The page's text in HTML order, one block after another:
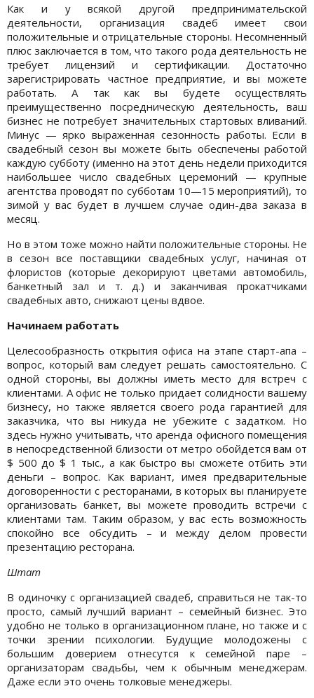
Как и у всякой другой предпринимательской
деятельности, организация свадеб имеет свои
положительные и отрицательные стороны. Несомненный
плюс заключается в том, что такого рода деятельность не
требует лицензий и сертификации. Достаточно
зарегистрировать частное предприятие, и вы можете
работать. А так как вы будете осуществлять
преимущественно посредническую деятельность, ваш
бизнес не потребует значительных стартовых вливаний.
Минус — ярко выраженная сезонность работы. Если в
свадебный сезон вы можете быть обеспечены работой
каждую субботу (именно на этот день недели приходится
наибольшее число свадебных церемоний — крупные
агентства проводят по субботам 10—15 мероприятий), то
зимой у вас будет в лучшем случае один-два заказа в
месяц.
Но в этом тоже можно найти положительные стороны. Не
в сезон все поставщики свадебных услуг, начиная от
флористов (которые декорируют цветами автомобиль,
банкетный зал и т. д.) и заканчивая прокатчиками
свадебных авто, снижают цены вдвое.
Начинаем работать
Целесообразность открытия офиса на этапе старт-апа –
вопрос, который вам следует решать самостоятельно. С
одной стороны, вы должны иметь место для встреч с
клиентами. А офис не только придает солидности вашему
бизнесу, но также является своего рода гарантией для
заказчика, что вы никуда не убежите с задатком. Но
здесь нужно учитывать, что аренда офисного помещения
в непосредственной близости от метро обойдется вам от
$ 500 до $ 1 тыс., а как быстро вы сможете отбить эти
деньги – вопрос. Как вариант, имея предварительные
договоренности с ресторанами, в которых вы планируете
организовать банкет, вы можете проводить встречи с
клиентами там. Таким образом, у вас есть возможность
спокойно все обсудить – и между делом провести
презентацию ресторана.
Штат
В одиночку с организацией свадеб, справиться не так-то
просто, самый лучший вариант – семейный бизнес. Это
удобно не только в организационном плане, но также и с
точки зрении психологии. Будущие молодожены с
большим доверием отнесутся к семейной паре –
организаторам свадьбы, чем к обычным менеджерам.
Даже если это очень толковые менеджеры.